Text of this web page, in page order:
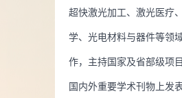
荣誉当选： 2009年山东高等学校优秀科研
誉当选： 山东省优秀博士学位论文 2008
学优秀博士学位论文 2008 曾获荣誉当选：
获荣誉当选： 2008年山东高等学校优秀科
超快激光加工、激光医疗
学、光电材料与器件等领
作，主持国家及省部级项
国内外重要学术刊物上发